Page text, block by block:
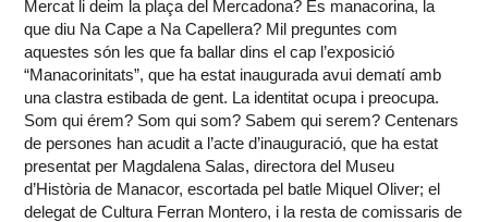
Mercat li deim la plaça del Mercadona? És manacorina, la
que diu Na Cape a Na Capellera? Mil preguntes com
aquestes són les que fa ballar dins el cap l’exposició
“Manacorinitats”, que ha estat inaugurada avui dematí amb
una clastra estibada de gent. La identitat ocupa i preocupa.
Som qui érem? Som qui som? Sabem qui serem? Centenars
de persones han acudit a l’acte d’inauguració, que ha estat
presentat per Magdalena Salas, directora del Museu
d’Història de Manacor, escortada pel batle Miquel Oliver; el
delegat de Cultura Ferran Montero, i la resta de comissaris de